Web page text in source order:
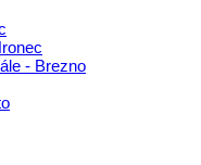
- Brezno